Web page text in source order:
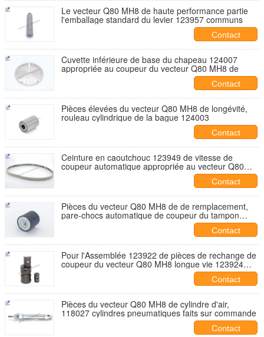
Le vecteur Q80 MH8 de haute performance partie
l'emballage standard du levier 123957 communs
Contact
Cuvette inférieure de base du chapeau 124007
appropriée au coupeur du vecteur Q80 MH8 de
Contact
Pièces élevées du vecteur Q80 MH8 de longévité,
rouleau cylindrique de la bague 124003
Contact
Ceinture en caoutchouc 123949 de vitesse de
coupeur automatique appropriée au vecteur Q80
Contact
Pièces du vecteur Q80 MH8 de de remplacement,
pare-chocs automatique de coupeur du tampon
Contact
Pour l'Assemblée 123922 de pièces de rechange de
coupeur du vecteur Q80 MH8 longue vie 123924
Contact
Pièces du vecteur Q80 MH8 de cylindre d'air,
118027 cylindres pneumatiques faits sur commande
Contact